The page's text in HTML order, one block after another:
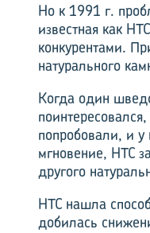
Но к 1991 г.
известная как
конкурентами.
натурального
Когда один
попробовали, и
мгновение, HTC
другого
HTC нашла
добилась